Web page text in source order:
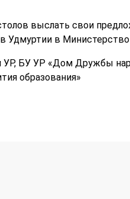
выслать свои
Удмуртии в
УР, БУ УР «Дом Дружбы
образования»